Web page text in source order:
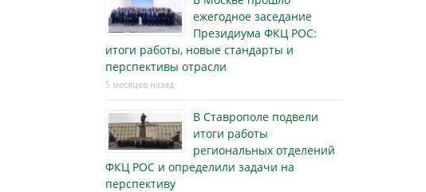
ежегодное заседание
Президиума ФКЦ РОС:
итоги работы, новые стандарты и
перспективы отрасли
5 месяцев назад
В Ставрополе подвели
итоги работы
региональных отделений
ФКЦ РОС и определили задачи на
перспективу